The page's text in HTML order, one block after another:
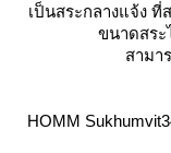
เป็นสระกลางแจ้ง
ขนาดสระ
สามา
HOMM